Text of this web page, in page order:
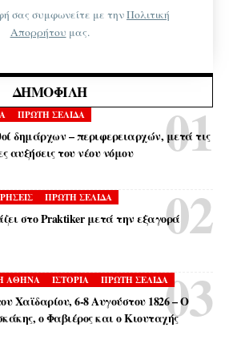
σας συμφωνείτε με τηνΠολιτική
Απορρήτου μας.
ΔΗΜΟΦΙΛΉ
ΠΡΩΤΗ ΣΕΛΙΔΑ
δημάρχων – περιφερειαρχών, μετά τις
αυξήσεις του νέου νόμου
ΠΡΩΤΗ ΣΕΛΙΔΑ
στο Praktiker μετά την εξαγορά
ΑΘΗΝΑ ΙΣΤΟΡΙΑ ΠΡΩΤΗ ΣΕΛΙΔΑ
Χαϊδαρίου, 6-8 Αυγούστου 1826 – Ο
ο Φαβιέρος και ο Κιουταχής